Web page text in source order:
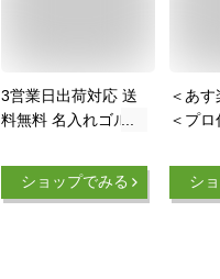
3営業日出荷対応 送
料無料 名入れゴルフ
名入れ タイトリスト
VG3 ゴルフボール 1
ショップでみる
＜あ
＜プ
個】 1
ピン
シ